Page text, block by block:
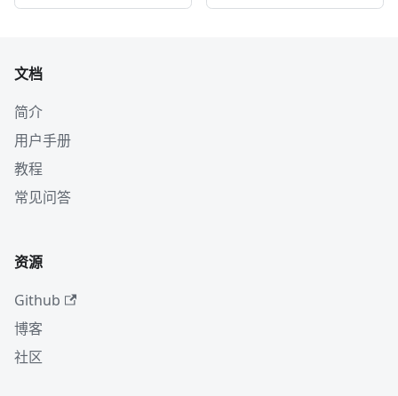
文档
简介
用户手册
教程
常见问答
资源
Github
博客
社区